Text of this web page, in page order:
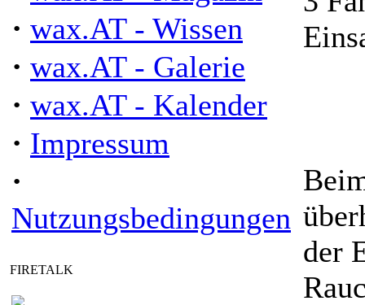
· wax.AT - Wissen
· wax.AT - Galerie
· wax.AT - Kalender
· Impressum
·
Nutzungsbedingungen
FIRETALK
der